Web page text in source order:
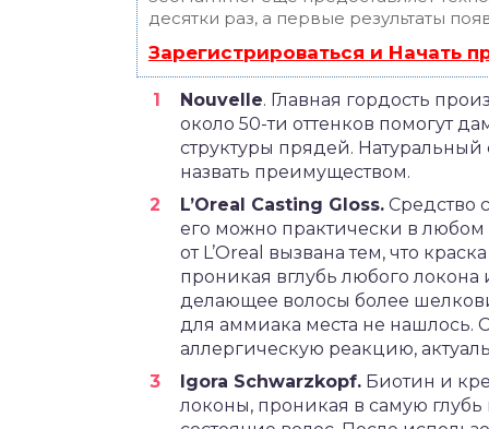
десятки раз, а первые результаты
Зарегистрироваться и Начать
Nouvelle. Главная гордость
около 50-ти оттенков помогут
структуры прядей.
назвать преимуществом.
L’Oreal Casting Gloss. Средство
его можно практически в любом
от L’Oreal вызвана тем, что
проникая вглубь любого
делающее волосы более
для аммиака места не нашлось.
аллергическую реакцию,
Igora Schwarzkopf. Биотин и
локоны, проникая в самую